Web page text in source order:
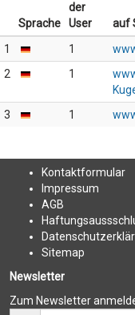
Sprache
der
User
auf
1
1
2
1
3
1
Kontaktformular
Impressum
AGB
Sitemap
Newsletter
Zum Newsletter